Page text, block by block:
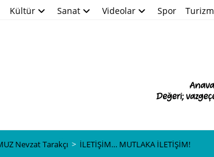
Kültür Sanat Videolar Spor Turizm
Nevzat Tarakçı > İLETİŞİM… MUTLAKA İLETİŞİM!